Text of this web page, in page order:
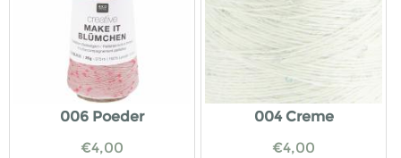
006 Poeder
€4,00
004 Creme
€4,00